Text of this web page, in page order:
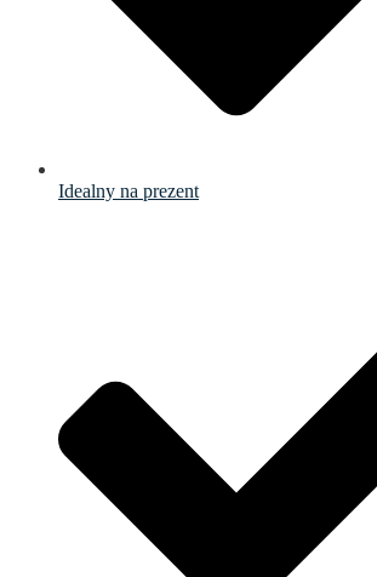
Idealny na prezent